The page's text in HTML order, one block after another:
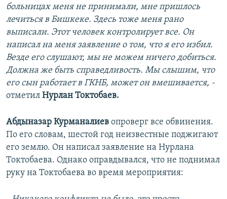
больницах меня не принимали, мне пришлось
лечиться в Бишкеке. Здесь тоже меня рано
выписали. Этот человек контролирует все. Он
написал на меня заявление о том, что я его избил.
Везде его слушают, мы не можем ничего добиться.
Должна же быть справедливость. Мы слышим, что
его сын работает в ГКНБ, может он вмешивается, -
отметил Нурлан Токтобаев.
Абдыназар Курманалиев опроверг все обвинения.
По его словам, шестой год неизвестные поджигают
его землю. Он написал заявление на Нурлана
Токтобаева. Однако оправдывался, что не поднимал
руку на Токтобаева во время мероприятия: